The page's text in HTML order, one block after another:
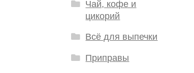
Чай, кофе и
цикорий
Всё для выпечки
Приправы